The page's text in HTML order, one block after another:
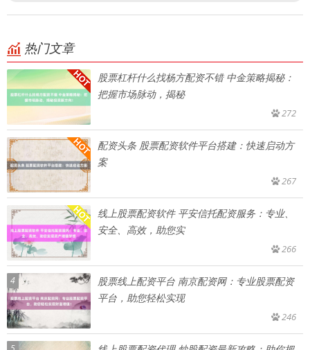
热门文章
股票杠杆什么找杨方配资不错 中金策略揭秘：
把握市场脉动，揭秘
272
配资头条 股票配资软件平台搭建：快速启动方
案
267
线上股票配资软件 平安信托配资服务：专业、
安全、高效，助您实
266
4
股票线上配资平台 南京配资网：专业股票配资
平台，助您轻松实现
246